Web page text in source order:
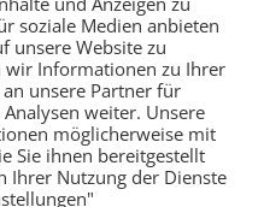
2022
Webagentur
soziale Medien anbieten
unsere Website zu
wir Informationen zu Ihrer
unsere Partner für
weiter. Unsere
möglicherweise mit
Sie ihnen bereitgestellt
Ihrer Nutzung der Dienste